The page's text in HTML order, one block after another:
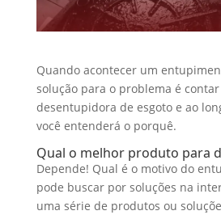
Quando acontecer um
solução para o problema é
desentupidora de esgoto e ao
você entenderá o porquê.
Qual o melhor produto para
Depende! Qual é o motivo do
pode buscar por soluções na
uma série de produtos ou